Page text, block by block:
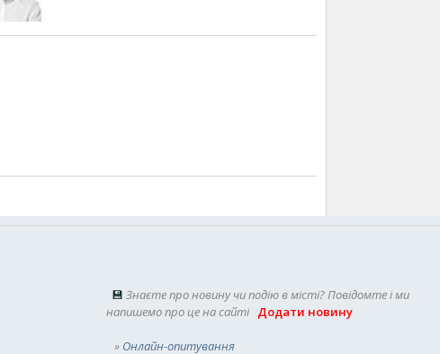
💾 Знаєте про новину чи подію в місті? Повідомте і ми
напишемо про це на сайті Додати новину
» Онлайн-опитування